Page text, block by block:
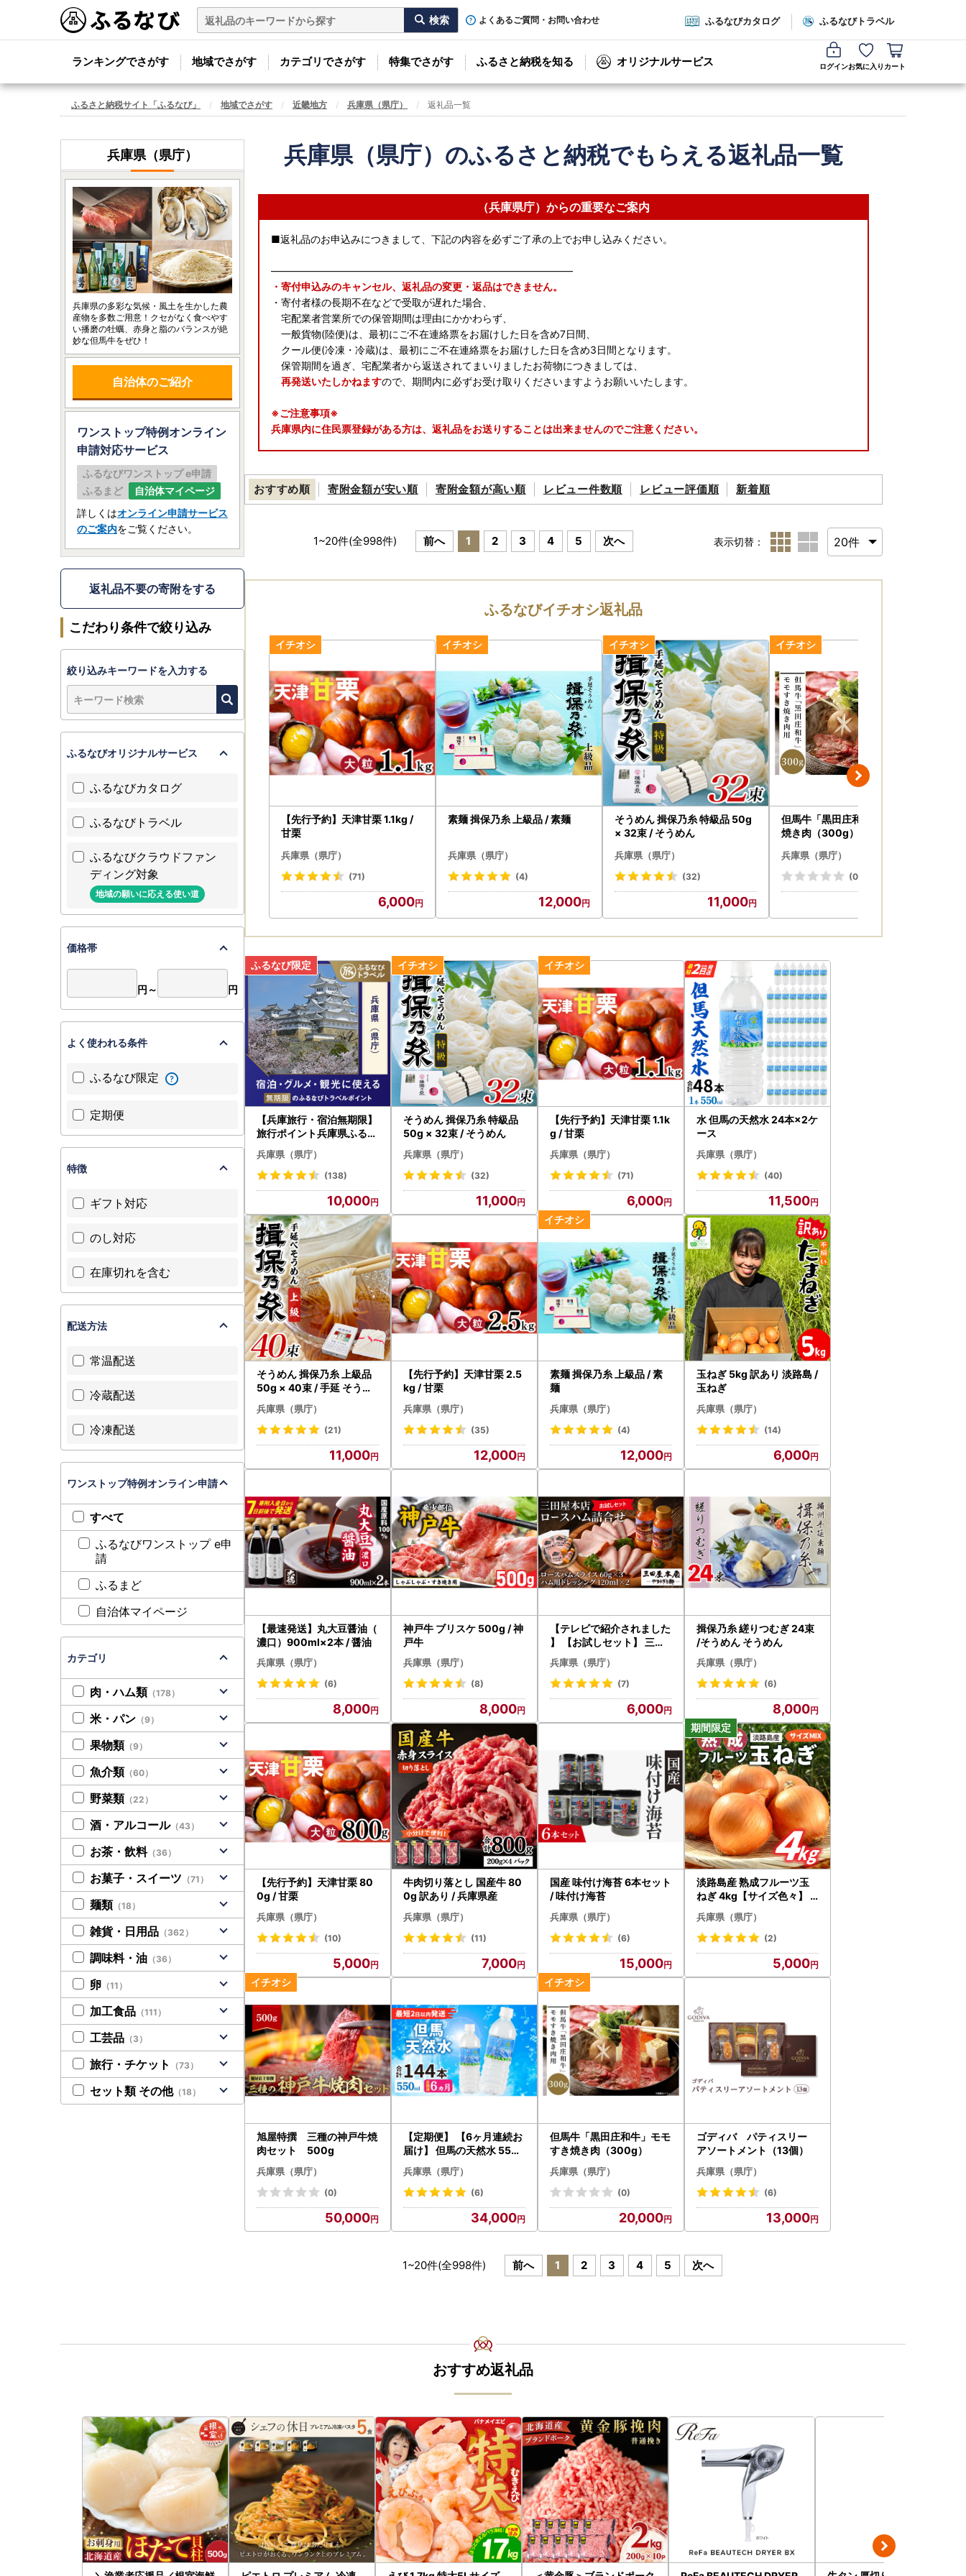
よくあるご質問・お問い合わせ ふるなびカタログ ふるなびトラベル
ランキングでさがす 地域でさがす カテゴリでさがす 特集でさがす ふるさと納税を知る オリジナルサービス ログインお気に入り カート
ふるさと納税サイト「ふるなび」 地域でさがす 近畿地方 兵庫県（県庁） 返礼品一覧
兵庫県（県庁）のふるさと納税でもらえる返礼品一覧
（兵庫県庁）からの重要なご案内
■返礼品のお申込みにつきまして、下記の内容を必ずご了承の上でお申し込みください。
――――――――――――――――――――――――――――――
・寄付申込みのキャンセル、返礼品の変更・返品はできません。
・寄付者様の長期不在などで受取が遅れた場合、
宅配業者営業所での保管期間は理由にかかわらず、
一般貨物(陸便)は、最初にご不在連絡票をお届けした日を含め7日間、
クール便(冷凍・冷蔵)は、最初にご不在連絡票をお届けした日を含め3日間となります。
保管期間を過ぎ、宅配業者から返送されてまいりましたお荷物につきましては、
再発送いたしかねますので、期間内に必ずお受け取りくださいますようお願いいたします。
※ご注意事項※
兵庫県内に住民票登録がある方は、返礼品をお送りすることは出来ませんのでご注意ください。
【お盆期間中の配送・お問い合わせについてのお知らせ】
いつも兵庫県への温かいご寄附をいただき、誠にありがとうございます。
お盆期間中の「返礼品の発送」および「お問い合わせ」につきまして、下記の通りご案内いたします。
■返礼品の配送休止期間： 8月8日（土）～ 8月16日（日）
※一部の事業者では期間中も発送を行う場合がございます。
お休み： 8/8（土）、8/9（日）、8/11（火・祝）、8/15（土）、8/16（日）
通常対応： 8/10（月）、8/12（水）～ 8/14（金）
【休業期間中のお問い合わせについて】
休業日にいただいたメールでのお問い合わせは、翌営業日以降に順次回答いたします。
通常よりお時間をいただく場合がございますので、あらかじめご了承ください。
おすすめ順 寄附金額が安い順 寄附金額が高い順 レビュー件数順 レビュー評価順 新着順
1~20件(全998件) 前へ 1 2 3 4 5 次へ 表示切替：
ふるなびイチオシ返礼品
【先行予約】天津甘栗 1.1kg /
甘栗
兵庫県（県庁）
(71)
6,000
素麺 揖保乃糸 上級品 / 素麺
兵庫県（県庁）
(4)
12,000
そうめん 揖保乃糸 特級品 50g
× 32束 / そうめん
兵庫県（県庁）
(32)
11,000
但馬牛「黒田庄和牛」モモすき
焼き肉（300g）
兵庫県（県庁）
(0)
【兵庫旅行・宿泊無期限】
旅行ポイント兵庫県ふるな
びトラベルポイント
兵庫県（県庁）
(138)
10,000
そうめん 揖保乃糸 特級品
50g × 32束 / そうめん
兵庫県（県庁）
(32)
11,000
【先行予約】天津甘栗 1.1k
g / 甘栗
兵庫県（県庁）
(71)
6,000
水 但馬の天然水 24本×2ケ
ース
兵庫県（県庁）
(40)
11,500
そうめん 揖保乃糸 上級品
50g × 40束 / 手延 そうめ
兵庫県（県庁）
(21)
11,000
【先行予約】天津甘栗 2.5
kg / 甘栗
兵庫県（県庁）
(35)
12,000
素麺 揖保乃糸 上級品 / 素
麺
兵庫県（県庁）
(4)
12,000
玉ねぎ 5kg 訳あり 淡路島 /
玉ねぎ
兵庫県（県庁）
(14)
6,000
【最速発送】丸大豆醤油（
濃口）900ml×2本 / 醤油
兵庫県（県庁）
(6)
8,000
神戸牛 ブリスケ 500g / 神
戸牛
兵庫県（県庁）
(8)
8,000
【テレビで紹介されました
】 【お試しセット】 三田
屋本店ロースハム詰合せ
／ ハム
兵庫県（県庁）
(7)
6,000
揖保乃糸 縒りつむぎ 24束
/そうめん そうめん
兵庫県（県庁）
(6)
8,000
【先行予約】天津甘栗 80
0g / 甘栗
兵庫県（県庁）
(10)
5,000
牛肉切り落とし 国産牛 80
0g 訳あり / 兵庫県産
兵庫県（県庁）
(11)
7,000
国産 味付け海苔 6本セット
/ 味付け海苔
兵庫県（県庁）
(6)
15,000
淡路島産 熟成フルーツ玉
ねぎ 4kg【サイズ色々】 /
玉ねぎ
兵庫県（県庁）
(2)
5,000
旭屋特撰 三種の神戸牛焼
肉セット 500g
兵庫県（県庁）
(0)
50,000
【定期便】 【6ヶ月連続お
届け】 但馬の天然水 550
mlペットx24本（1ケース
） / 天然水
兵庫県（県庁）
(6)
34,000
但馬牛「黒田庄和牛」モモ
すき焼き肉（300g）
兵庫県（県庁）
(0)
20,000
ゴディバ パティスリー
アソートメント（13個）
兵庫県（県庁）
(6)
13,000
1~20件(全998件) 前へ 1 2 3 4 5 次へ
兵庫県（県庁）
兵庫県の多彩な気候・風土を生かした農
産物を多数ご用意！クセがなく食べやす
い播磨の牡蠣、赤身と脂のバランスが絶
妙な但馬牛をぜひ！
自治体のご紹介
ワンストップ特例オンライン
申請対応サービス
ふるなびワンストップ e申請
ふるまど
自治体マイページ
詳しくはオンライン申請サービス
のご案内をご覧ください。
返礼品不要の寄附をする
こだわり条件で絞り込み
絞り込みキーワードを入力する
ふるなびオリジナルサービス
ふるなびカタログ
ふるなびトラベル
ふるなびクラウドファン
ディング対象
地域の願いに応える使い道
価格帯
円～ 円
よく使われる条件
ふるなび限定
定期便
特徴
ギフト対応
のし対応
在庫切れを含む
配送方法
常温配送
冷蔵配送
冷凍配送
ワンストップ特例オンライン申請
すべて
ふるなびワンストップ e申
請
ふるまど
自治体マイページ
カテゴリ
肉・ハム類 （178）
米・パン （9）
果物類 （9）
魚介類 （60）
野菜類 （22）
酒・アルコール（43）
お茶・飲料（36）
お菓子・スイーツ （71）
麺類 （18）
雑貨・日用品 （362）
調味料・油 （36）
卵 （11）
加工食品 （111）
工芸品 （3）
旅行・チケット （73）
セット類 その他（18）
おすすめ返礼品